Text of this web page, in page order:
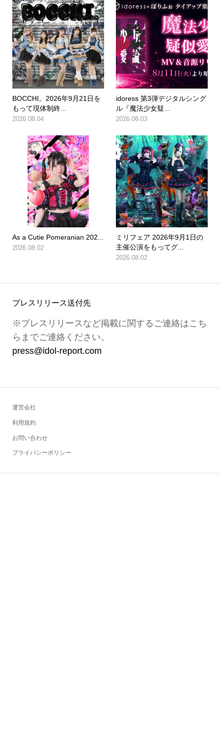
BOCCHI。2026年9月21日を
もって現体制終...
2026.08.04
idoress 第3弾デジタルシング
ル『魔法少女疑...
2026.08.03
As a Cutie Pomeranian 202...
2026.08.02
ミリフェア 2026年9月1日の
主催公演をもってグ...
2026.08.02
プレスリリース送付先
※プレスリリースなど掲載に関するご連絡はこち
らまでご連絡ください。
press@idol-report.com
運営会社
利用規約
お問い合わせ
プライバシーポリシー